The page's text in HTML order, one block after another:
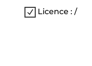
N Licence : /